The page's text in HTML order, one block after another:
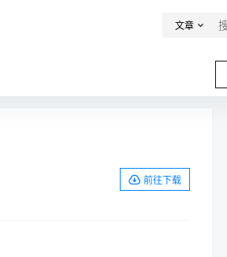
文章
前往下载